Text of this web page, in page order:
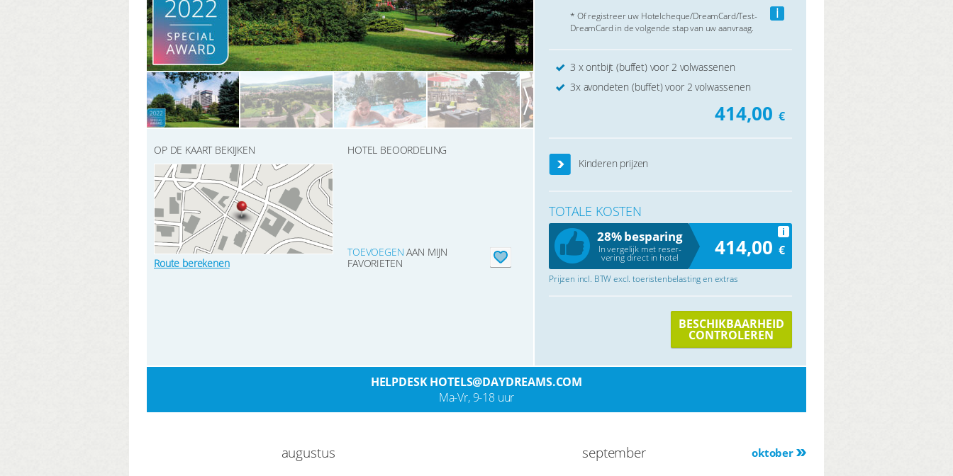
OP DE KAART BEKIJKEN
Route berekenen
HOTEL BEOORDELING
TOEVOEGEN AAN MIJN
FAVORIETEN
i
* Of registreer uw Hotelcheque/DreamCard/Test-
DreamCard in de volgende stap van uw aanvraag.
3 x ontbijt (buffet) voor 2 volwassenen
3x avondeten (buffet) voor 2 volwassenen
414,00 €
Kinderen prijzen
TOTALE KOSTEN
28% besparing
In vergelijk met reser-
vering direct in hotel
i
414,00 €
Prijzen incl. BTW excl. toeristenbelasting en extras
BESCHIKBAARHEID
CONTROLEREN
HELPDESK HOTELS@DAYDREAMS.COM
Ma-Vr, 9-18 uur
augustus oktober
september